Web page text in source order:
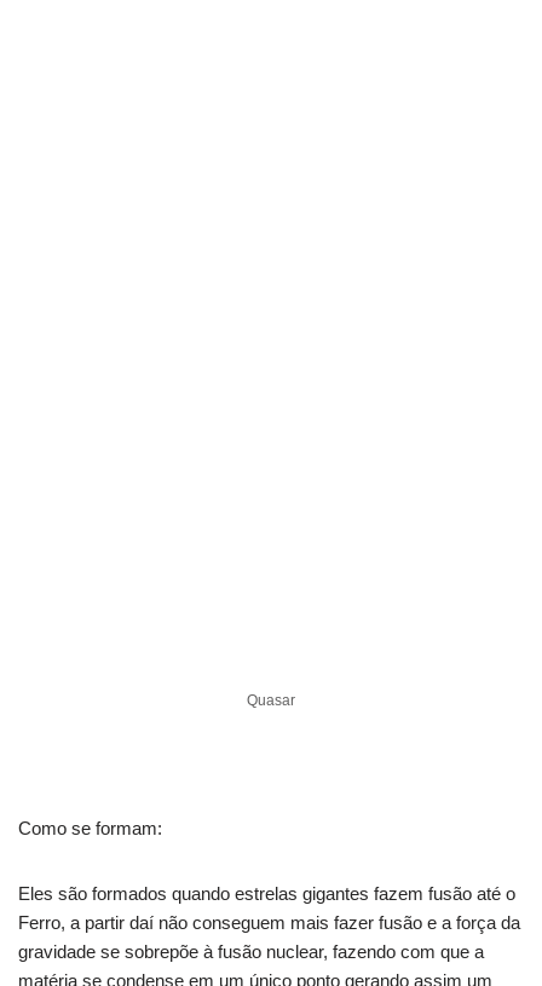
Quasar
Como se formam:
Eles são formados quando estrelas gigantes fazem fusão até o
Ferro, a partir daí não conseguem mais fazer fusão e a força da
gravidade se sobrepõe à fusão nuclear, fazendo com que a
matéria se condense em um único ponto gerando assim um